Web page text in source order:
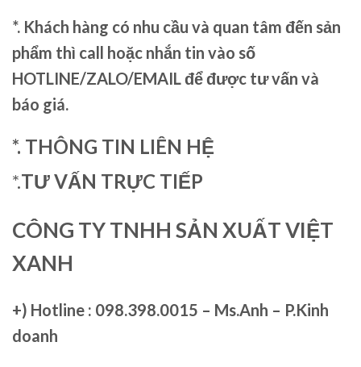
*. Khách hàng có nhu cầu và quan tâm đến sản
phẩm thì call hoặc nhắn tin vào số
HOTLINE/ZALO/EMAIL để được tư vấn và
báo giá.
*. THÔNG TIN LIÊN HỆ
*.TƯ VẤN TRỰC TIẾP
CÔNG TY TNHH SẢN XUẤT VIỆT
XANH
+) Hotline : 098.398.0015 – Ms.Anh – P.Kinh
doanh